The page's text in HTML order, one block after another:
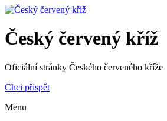
Český červený kříž
Oficiální stránky Českého červeného kříže
Chci přispět
Menu